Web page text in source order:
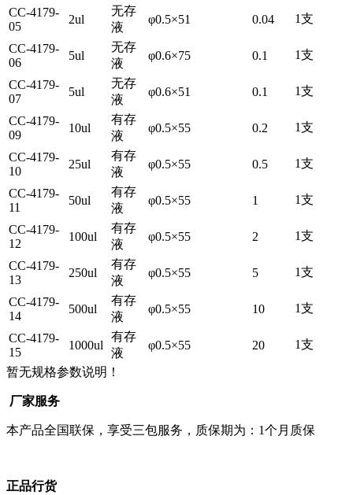
CC-4179-
05
2ul
无存
液
φ0.5×51 0.04 1支
CC-4179-
06
5ul
无存
液
φ0.6×75 0.1 1支
CC-4179-
07
5ul
无存
液
φ0.6×51 0.1 1支
CC-4179-
09
10ul
有存
液
φ0.5×55 0.2 1支
CC-4179-
10
25ul
有存
液
φ0.5×55 0.5 1支
CC-4179-
11
50ul
有存
液
φ0.5×55 1 1支
CC-4179-
12
100ul
有存
液
φ0.5×55 2 1支
CC-4179-
13
250ul
有存
液
φ0.5×55 5 1支
CC-4179-
14
500ul
有存
液
φ0.5×55 10 1支
CC-4179-
15
1000ul
有存
液
φ0.5×55 20 1支
暂无规格参数说明！
厂家服务
本产品全国联保，享受三包服务，质保期为：1个月质保
正品行货